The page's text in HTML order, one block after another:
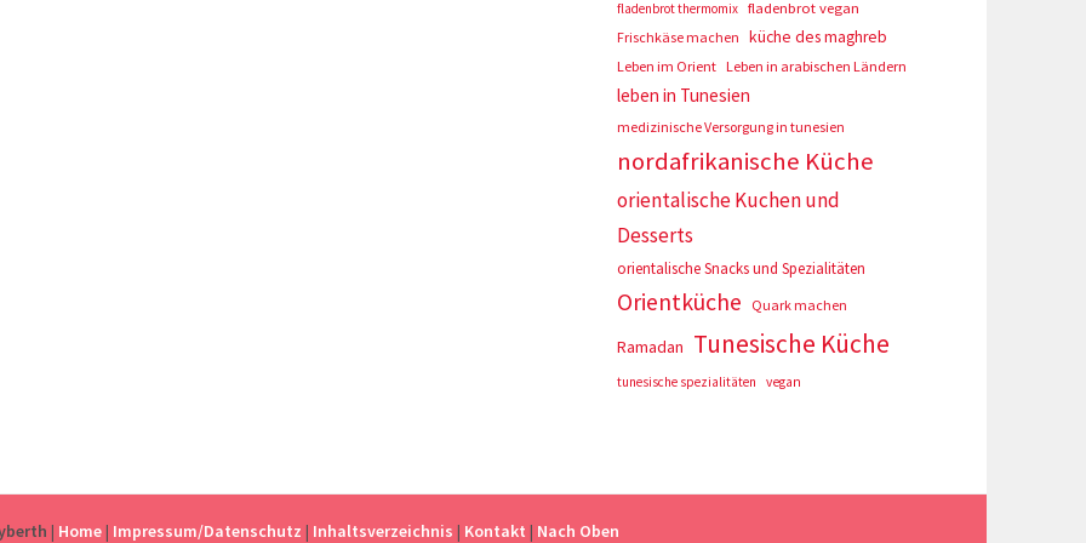
fladenbrot thermomix fladenbrot vegan
Frischkäse machen küche des maghreb
Leben im Orient Leben in arabischen Ländern
leben in Tunesien
medizinische Versorgung in tunesien
nordafrikanische Küche
orientalische Kuchen und
Desserts
orientalische Snacks und Spezialitäten
Orientküche Quark machen
Ramadan Tunesische Küche
tunesische spezialitäten vegan
| Home| Impressum/Datenschutz | Inhaltsverzeichnis | Kontakt | Nach Oben